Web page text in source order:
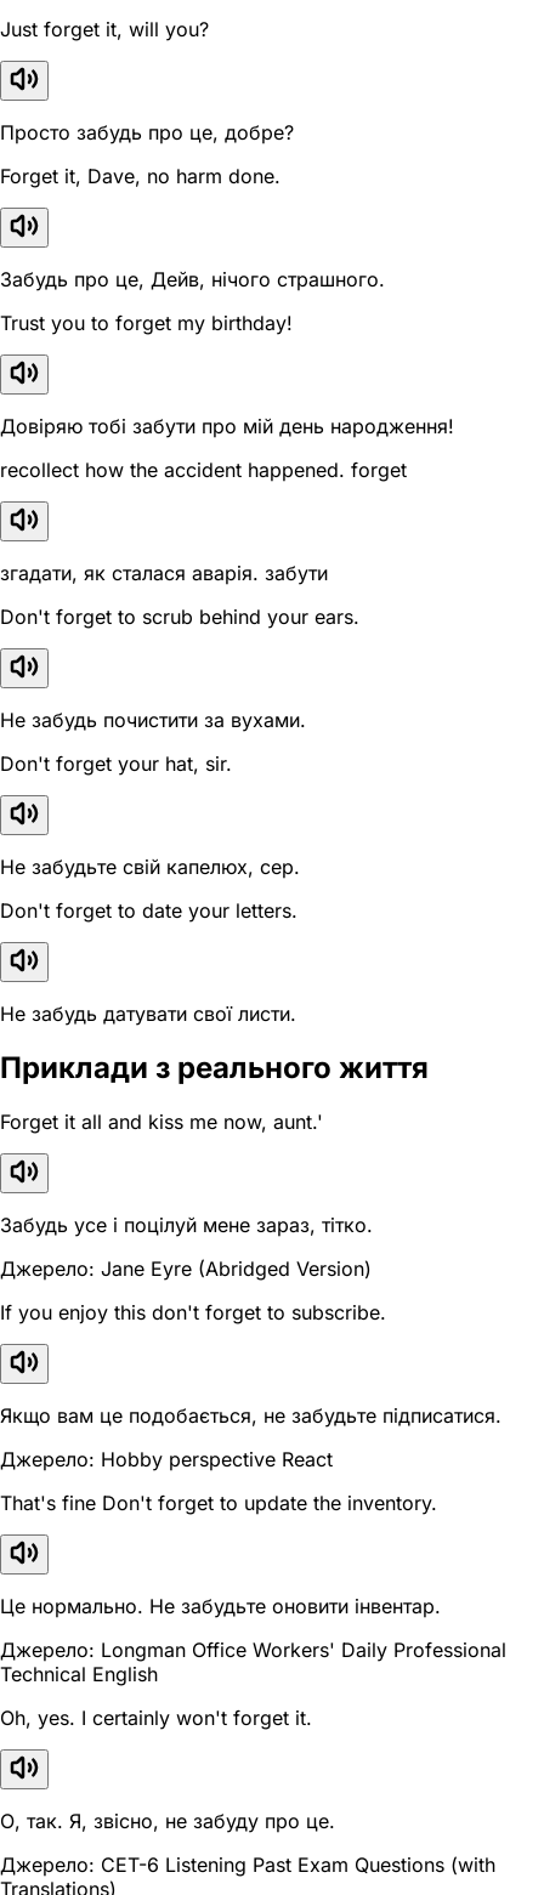
Just forget it, will you?
Просто забудь про це, добре?
Forget it, Dave, no harm done.
Забудь про це, Дейв, нічого страшного.
Trust you to forget my birthday!
Довіряю тобі забути про мій день народження!
recollect how the accident happened. forget
згадати, як сталася аварія. забути
Don't forget to scrub behind your ears.
Не забудь почистити за вухами.
Don't forget your hat, sir.
Не забудьте свій капелюх, сер.
Don't forget to date your letters.
Не забудь датувати свої листи.
Приклади з реального життя
Forget it all and kiss me now, aunt.'
Забудь усе і поцілуй мене зараз, тітко.
Джерело: Jane Eyre (Abridged Version)
If you enjoy this don't forget to subscribe.
Якщо вам це подобається, не забудьте підписатися.
Джерело: Hobby perspective React
That's fine Don't forget to update the inventory.
Це нормально. Не забудьте оновити інвентар.
Джерело: Longman Office Workers' Daily Professional
Technical English
Oh, yes. I certainly won't forget it.
О, так. Я, звісно, не забуду про це.
Джерело: CET-6 Listening Past Exam Questions (with
Translations)